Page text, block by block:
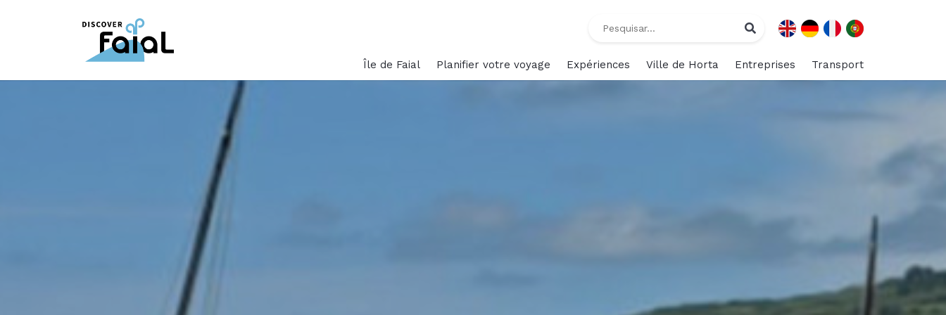
Île de Faial Planifier votre voyage Expériences Ville de Horta Entreprises Transport